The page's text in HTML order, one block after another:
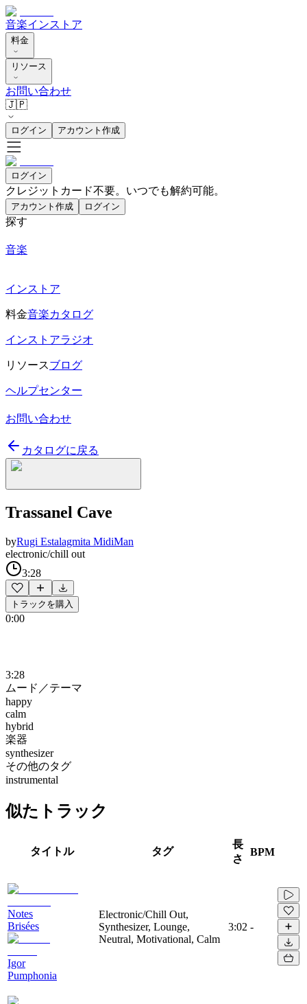
音楽インストア
料金
リソース
お問い合わせ
🇯🇵
ログイン アカウント作成
ログイン
クレジットカード不要。いつでも解約可能。
アカウント作成 ログイン
探す
音楽
インストア
料金音楽カタログ
インストアラジオ
リソースブログ
ヘルプセンター
お問い合わせ
カタログに戻る
Trassanel Cave
byRugi Estalagmita MidiMan
electronic/chill out
3:28
トラックを購入
0:00
3:28
ムード／テーマ
happy
calm
hybrid
楽器
synthesizer
その他のタグ
instrumental
似たトラック
タイトル タグ
長
さ
BPM
Notes
Brisées
Igor
Pumphonia
Electronic/Chill Out,
Synthesizer, Lounge,
Neutral, Motivational, Calm
3:02 -